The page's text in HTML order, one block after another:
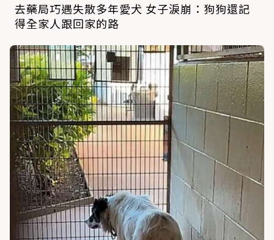
去藥局巧遇失散多年愛犬 女子淚崩：狗狗還記
得全家人跟回家的路